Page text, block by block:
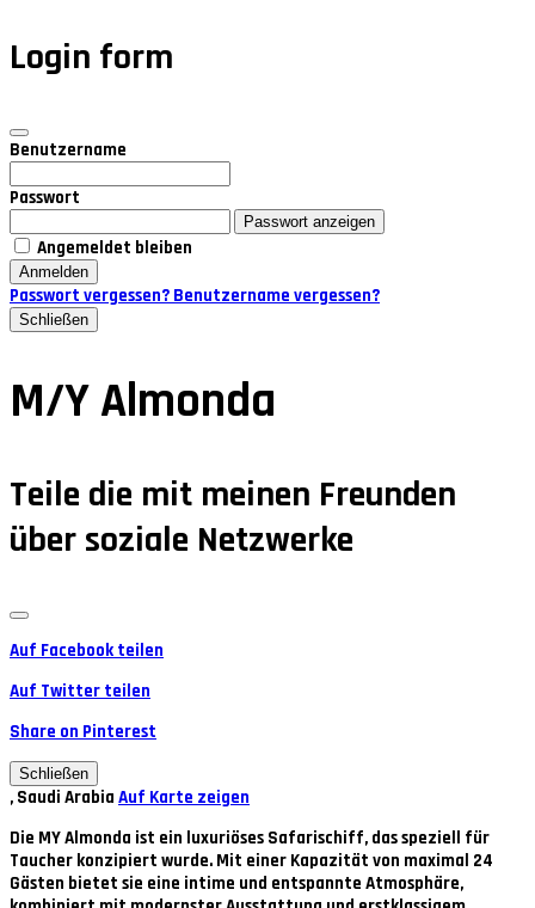
Login form
Benutzername
Passwort
Passwort anzeigen
Angemeldet bleiben
Anmelden
Passwort vergessen? Benutzername vergessen?
Schließen
M/Y Almonda
Teile die mit meinen Freunden
über soziale Netzwerke
Auf Facebook teilen
Auf Twitter teilen
Share on Pinterest
Schließen
, Saudi Arabia Auf Karte zeigen
Die MY Almonda ist ein luxuriöses Safarischiff, das speziell für
Taucher konzipiert wurde. Mit einer Kapazität von maximal 24
Gästen bietet sie eine intime und entspannte Atmosphäre,